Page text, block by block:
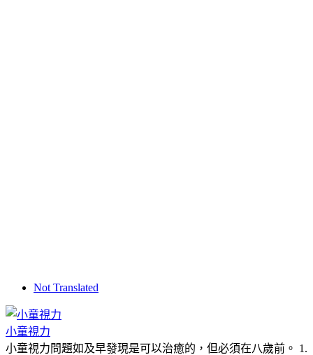
Not Translated
小童視力
小童視力問題如及早發現是可以治癒的，但必須在八歲前。 1.